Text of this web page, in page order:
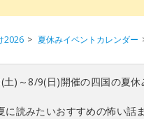
2026 夏休みイベントカレンダー
土)～8/9(日)開催の四国の夏休
に読みたいおすすめの怖い話